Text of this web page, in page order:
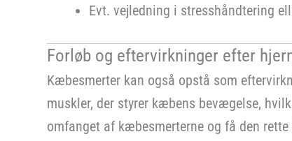
Evt. vejledning i stresshåndtering
Forløb og eftervirkninger efter
Kæbesmerter kan også opstå som
muskler, der styrer kæbens bevægelse,
omfanget af kæbesmerterne og få den